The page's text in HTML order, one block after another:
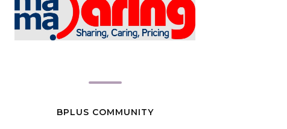
BPLUS COMMUNITY